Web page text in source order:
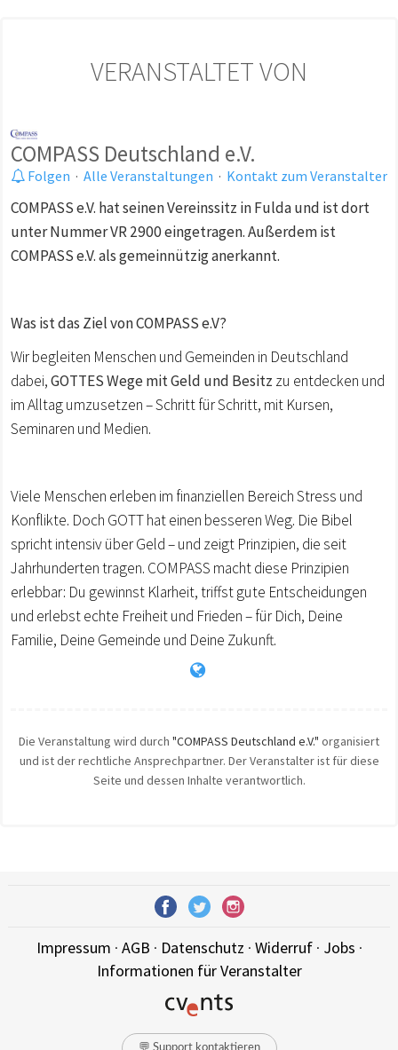
VERANSTALTET VON
COMPASS Deutschland e.V.
Folgen · Alle Veranstaltungen · Kontakt zum Veranstalter
COMPASS e.V. hat seinen Vereinssitz in Fulda und ist dort
unter Nummer VR 2900 eingetragen. Außerdem ist
COMPASS e.V. als gemeinnützig anerkannt.
Was ist das Ziel von COMPASS e.V?
Wir begleiten Menschen und Gemeinden in Deutschland
dabei,GOTTES Wege mit Geld und Besitz zu entdecken und
im Alltag umzusetzen – Schritt für Schritt, mit Kursen,
Seminaren und Medien.
Viele Menschen erleben im finanziellen Bereich Stress und
Konflikte. Doch GOTT hat einen besseren Weg. Die Bibel
spricht intensiv über Geld – und zeigt Prinzipien, die seit
Jahrhunderten tragen. COMPASS macht diese Prinzipien
erlebbar: Du gewinnst Klarheit, triffst gute Entscheidungen
und erlebst echte Freiheit und Frieden – für Dich, Deine
Familie, Deine Gemeinde und Deine Zukunft.
Die Veranstaltung wird durch "COMPASS Deutschland e.V." organisiert
und ist der rechtliche Ansprechpartner. Der Veranstalter ist für diese
Seite und dessen Inhalte verantwortlich.
Impressum · AGB · Datenschutz · Widerruf· Jobs ·
Informationen für Veranstalter